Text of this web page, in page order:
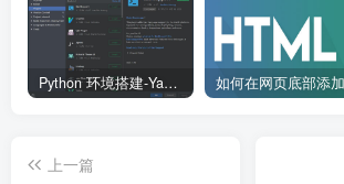
Python 环境搭建-Yave520-专业开发者社区
上一篇